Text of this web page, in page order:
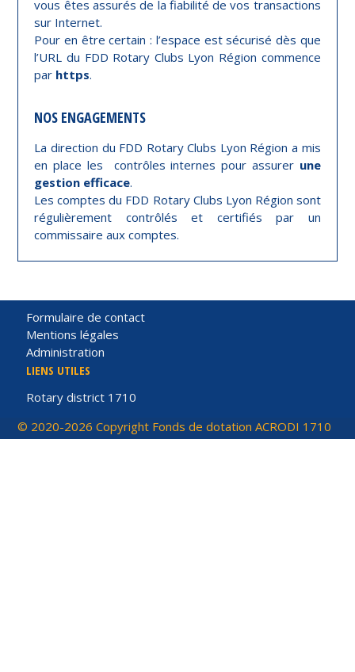
vous êtes assurés de la fiabilité de vos transactions
sur Internet.
Pour en être certain : l’espace est sécurisé dès que
l’URL du FDD Rotary Clubs Lyon Région commence
par https.
NOS ENGAGEMENTS
La direction du FDD Rotary Clubs Lyon Région a mis
en place les contrôles internes pour assurer une
gestion efficace.
Les comptes du FDD Rotary Clubs Lyon Région sont
régulièrement contrôlés et certifiés par un
commissaire aux comptes.
Formulaire de contact
Mentions légales
Administration
LIENS UTILES
Rotary district 1710
© 2020-2026 Copyright Fonds de dotation ACRODI 1710